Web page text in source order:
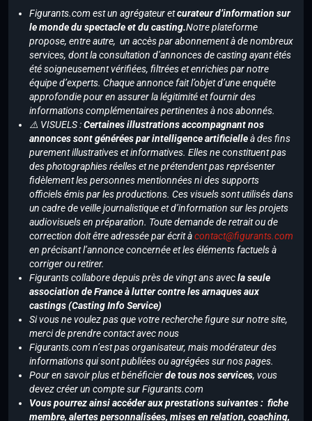
Figurants.com est un agrégateur etcurateur d’information sur
le monde du spectacle et du casting.Notre plateforme
propose, entre autre, un accès par abonnement à de nombreux
services, dont la consultation d’annonces de casting ayant étés
été soigneusement vérifiées, filtrées et enrichies par notre
équipe d’experts. Chaque annonce fait l’objet d’une enquête
approfondie pour en assurer la légitimité et fournir des
informations complémentaires pertinentes à nos abonnés.
⚠️ VISUELS :Certaines illustrations accompagnant nos
annonces sont générées par intelligence artificielleà des fins
purement illustratives et informatives. Elles ne constituent pas
des photographies réelles et ne prétendent pas représenter
fidèlement les personnes mentionnées ni des supports
officiels émis par les productions. Ces visuels sont utilisés dans
un cadre de veille journalistique et d’information sur les projets
audiovisuels en préparation. Toute demande de retrait ou de
correction doit être adressée par écrit àcontact@figurants.com
en précisant l’annonce concernée et les éléments factuels à
corriger ou retirer.
Figurants collabore depuis près de vingt ans avecla seule
association de France à lutter contre les arnaques aux
castings (Casting Info Service)
Si vous ne voulez pas que votre recherche figure sur notre site,
merci de prendre contact avec nous
Figurants.com n’est pas organisateur, mais modérateur des
informations qui sont publiées ou agrégées sur nos pages.
Pour en savoir plus et bénéficierde tous nos services, vous
devez créer un compte sur Figurants.com
Vous pourrez ainsi accéder aux prestations suivantes : fiche
membre, alertes personnalisées, mises en relation, coaching,